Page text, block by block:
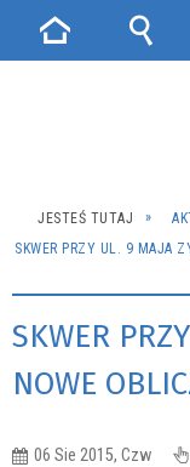
JESTEŚ TUTAJ
SKWER PRZY UL. 9 MAJA
SKWER
NOWE
06 Sie 2015, Czw
Strona